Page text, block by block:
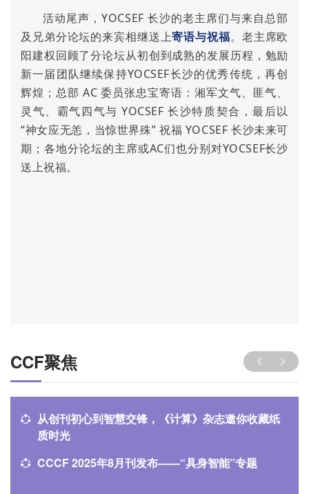
活动尾声，YOCSEF 长沙的老主席们与来自总部
及兄弟分论坛的来宾相继送上寄语与祝福。老主席欧
阳建权回顾了分论坛从初创到成熟的发展历程，勉励
新一届团队继续保持YOCSEF长沙的优秀传统，再创
辉煌；总部 AC 委员张忠宝寄语：湘军文气、匪气、
灵气、霸气四气与 YOCSEF 长沙特质契合，最后以
“神女应无恙，当惊世界殊” 祝福 YOCSEF 长沙未来可
期；各地分论坛的主席或AC们也分别对YOCSEF长沙
送上祝福。
CCF聚焦
从创刊初心到智慧交锋，《计算》杂志邀你收藏纸
质时光
CCCF 2025年8月刊发布——“具身智能”专题